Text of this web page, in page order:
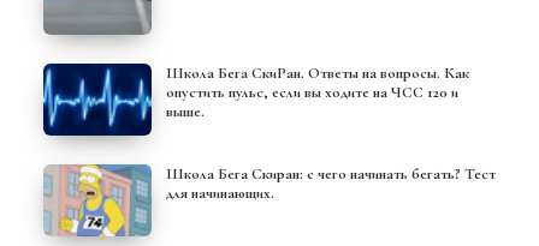
Школа Бега СкиРан. Ответы на вопросы. Как
опустить пульс, если вы ходите на ЧСС 120 и
выше.
Школа Бега Скиран: с чего начинать бегать? Тест
для начинающих.